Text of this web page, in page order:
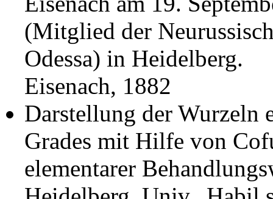
(Mitglied der
Odessa) in Heidelberg.
Eisenach, 1882
Darstellung der Wurzeln
Grades mit Hilfe von
elementarer